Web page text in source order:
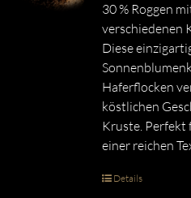
30 % Roggen
verschiedenen
Diese
Haferflocken
köstlichen
Kruste.
einer reichen
Details